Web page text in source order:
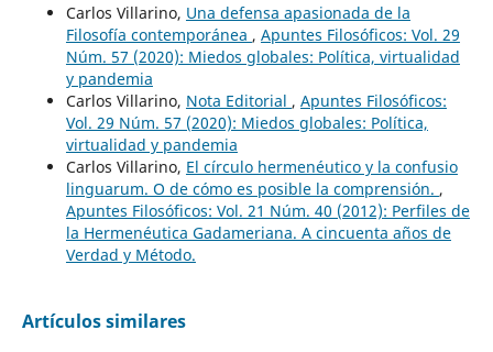
Carlos Villarino, Una defensa apasionada de la
Filosofía contemporánea , Apuntes Filosóficos: Vol. 29
Núm. 57 (2020): Miedos globales: Política, virtualidad
y pandemia
Carlos Villarino, Nota Editorial , Apuntes Filosóficos:
Vol. 29 Núm. 57 (2020): Miedos globales: Política,
virtualidad y pandemia
Carlos Villarino, El círculo hermenéutico y la confusio
linguarum. O de cómo es posible la comprensión. ,
Apuntes Filosóficos: Vol. 21 Núm. 40 (2012): Perfiles de
la Hermenéutica Gadameriana. A cincuenta años de
Verdad y Método.
Artículos similares